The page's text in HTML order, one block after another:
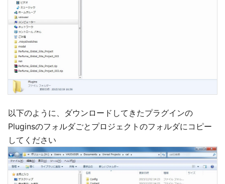
以下のように、ダウンロードしてきたプラグインの
Pluginsのフォルダごとプロジェクトのフォルダにコピー
してください